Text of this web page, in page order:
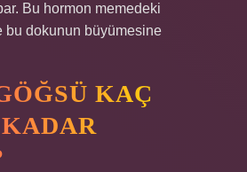
Bu hormon memedeki
bu dokunun büyümesine
KAÇ